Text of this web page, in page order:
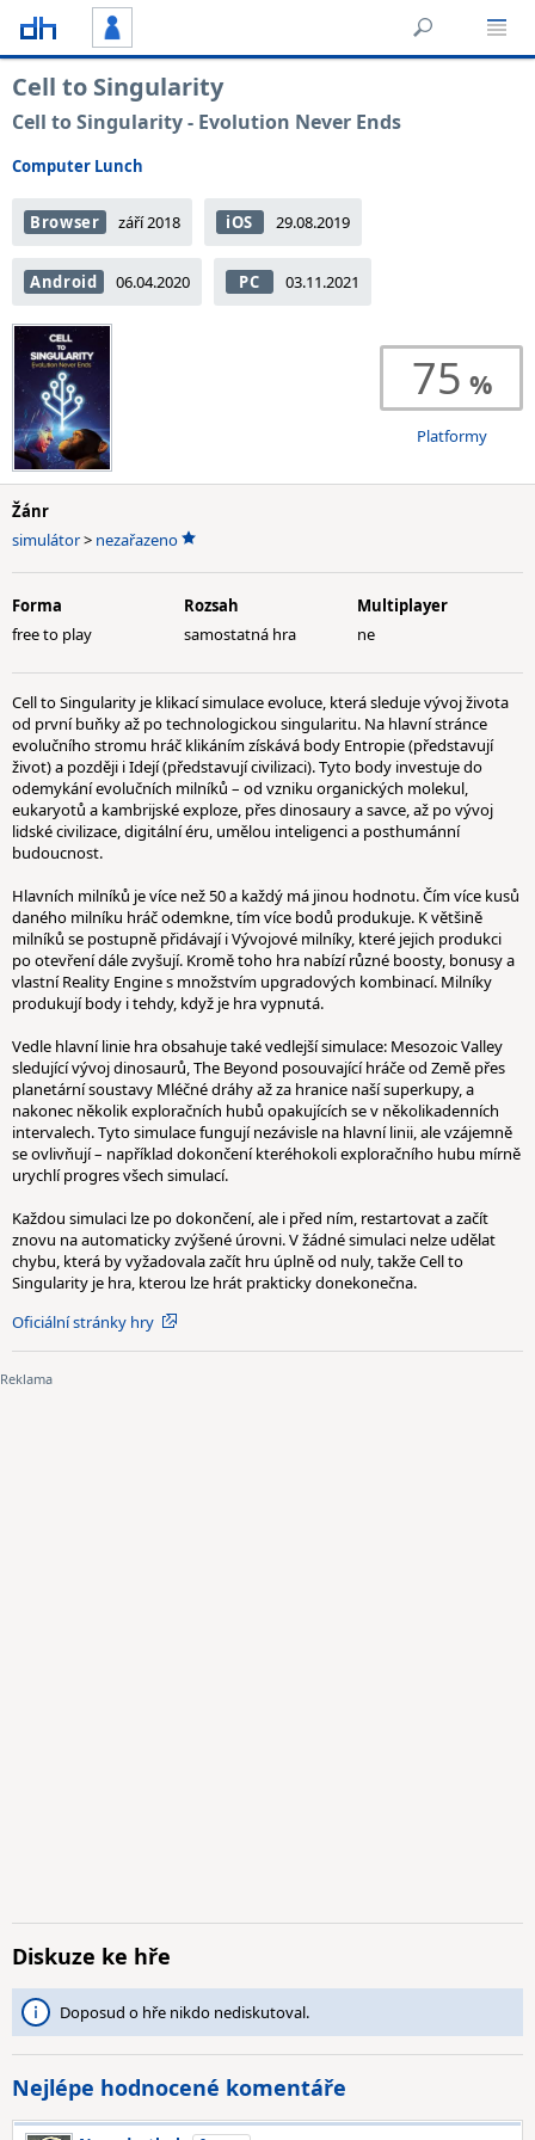
Cell to Singularity
Cell to Singularity - Evolution Never Ends
Computer Lunch
Browser září 2018 iOS 29.08.2019
Android 06.04.2020 PC 03.11.2021
75
Platformy
Žánr
simulátor> nezařazeno
Forma
free to play
Rozsah
samostatná hra
Multiplayer
ne
Cell to Singularity je klikací simulace evoluce, která sleduje vývoj života
od první buňky až po technologickou singularitu. Na hlavní stránce
evolučního stromu hráč klikáním získává body Entropie (představují
život) a později i Idejí (představují civilizaci). Tyto body investuje do
odemykání evolučních milníků – od vzniku organických molekul,
eukaryotů a kambrijské exploze, přes dinosaury a savce, až po vývoj
lidské civilizace, digitální éru, umělou inteligenci a posthumánní
budoucnost.
Hlavních milníků je více než 50 a každý má jinou hodnotu. Čím více kusů
daného milníku hráč odemkne, tím více bodů produkuje. K většině
milníků se postupně přidávají i Vývojové milníky, které jejich produkci
po otevření dále zvyšují. Kromě toho hra nabízí různé boosty, bonusy a
vlastní Reality Engine s množstvím upgradových kombinací. Milníky
produkují body i tehdy, když je hra vypnutá.
Vedle hlavní linie hra obsahuje také vedlejší simulace: Mesozoic Valley
sledující vývoj dinosaurů, The Beyond posouvající hráče od Země přes
planetární soustavy Mléčné dráhy až za hranice naší superkupy, a
nakonec několik exploračních hubů opakujících se v několikadenních
intervalech. Tyto simulace fungují nezávisle na hlavní linii, ale vzájemně
se ovlivňují – například dokončení kteréhokoli exploračního hubu mírně
urychlí progres všech simulací.
Každou simulaci lze po dokončení, ale i před ním, restartovat a začít
znovu na automaticky zvýšené úrovni. V žádné simulaci nelze udělat
chybu, která by vyžadovala začít hru úplně od nuly, takže Cell to
Singularity je hra, kterou lze hrát prakticky donekonečna.
Oficiální stránky hry
Diskuze ke hře
Doposud o hře nikdo nediskutoval.
Nejlépe hodnocené komentáře